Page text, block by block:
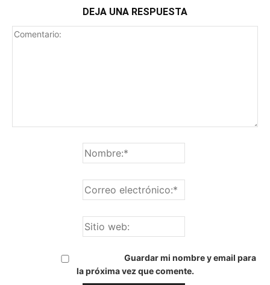
DEJA UNA RESPUESTA
Guardar mi nombre y email para
la próxima vez que comente.